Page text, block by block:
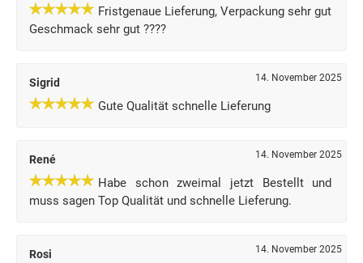
Fristgenaue Lieferung, Verpackung sehr gut
Geschmack sehr gut ????
Sigrid 14. November 2025
Gute Qualität schnelle Lieferung
René 14. November 2025
Habe schon zweimal jetzt Bestellt und
muss sagen Top Qualität und schnelle Lieferung.
Rosi 14. November 2025